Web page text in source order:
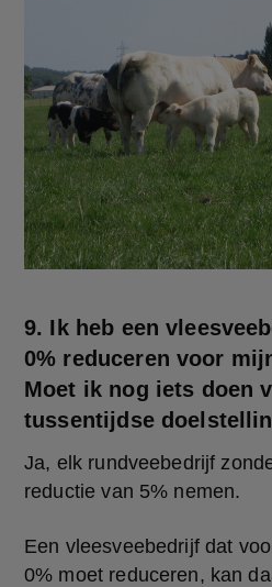
9. Ik heb een
0% reduceren voor
Moet ik nog iets doen
tussentijdse
Ja, elk rundveebedrijf
reductie van 5% nemen.
Een vleesveebedrijf dat
0% moet reduceren, kan